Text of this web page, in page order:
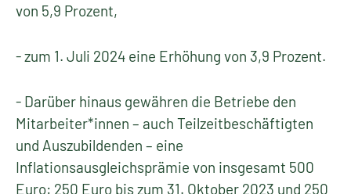
von 5,9 Prozent,
- zum 1. Juli 2024 eine Erhöhung von 3,9 Prozent.
- Darüber hinaus gewähren die Betriebe den
Mitarbeiter*innen – auch Teilzeitbeschäftigten
und Auszubildenden – eine
Inflationsausgleichsprämie von insgesamt 500
Euro: 250 Euro bis zum 31. Oktober 2023 und 250